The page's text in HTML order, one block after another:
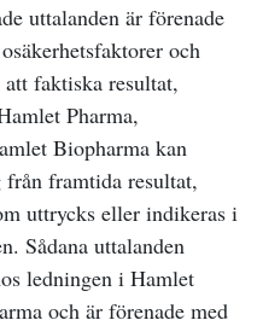
uttalanden är förenade
och
faktiska resultat,
Pharma,
Biopharma kan
framtida resultat,
uttrycks eller indikeras i
Sådana uttalanden
ledningen i Hamlet
och är förenade med